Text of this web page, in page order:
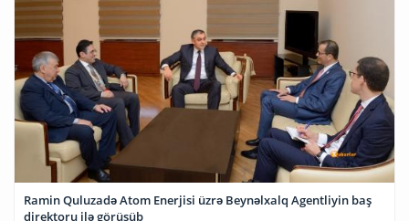
Ramin Quluzadə Atom Enerjisi üzrə Beynəlxalq Agentliyin baş
direktoru ilə görüşüb